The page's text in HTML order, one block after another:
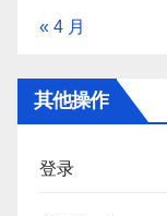
« 4 月
其他操作
登录